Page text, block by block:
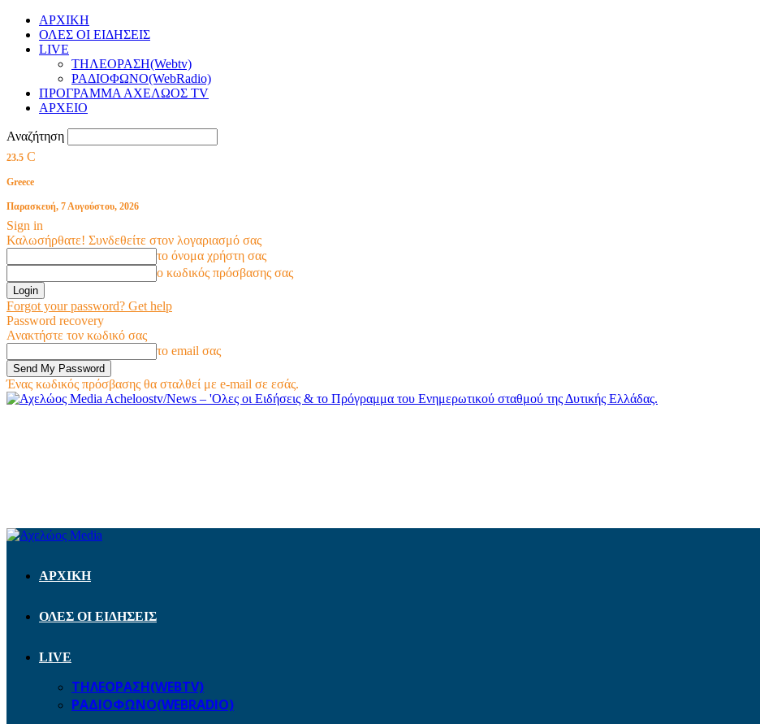
ΑΡΧΙΚΗ
ΟΛΕΣ ΟΙ ΕΙΔΗΣΕΙΣ
LIVE
ΤΗΛΕΟΡΑΣΗ(Webtv)
ΡΑΔΙΟΦΩΝΟ(WebRadio)
ΠΡΟΓΡΑΜΜΑ ΑΧΕΛΩΟΣ TV
ΑΡΧΕΙΟ
Αναζήτηση
23.5 C
Greece
Παρασκευή, 7 Αυγούστου, 2026
Sign in
Καλωσήρθατε! Συνδεθείτε στον λογαριασμό σας
το όνομα χρήστη σας
ο κωδικός πρόσβασης σας
Forgot your password? Get help
Password recovery
Ανακτήστε τον κωδικό σας
το email σας
Ένας κωδικός πρόσβασης θα σταλθεί με e-mail σε εσάς.
Acheloostv/News – 'Ολες οι Ειδήσεις & το Πρόγραμμα του Ενημερωτικού σταθμού της Δυτικής Ελλάδας.
ΑΡΧΙΚΗ
ΟΛΕΣ ΟΙ ΕΙΔΗΣΕΙΣ
LIVE
ΤΗΛΕΟΡΑΣΗ(WEBTV)
ΡΑΔΙΟΦΩΝΟ(WEBRADIO)